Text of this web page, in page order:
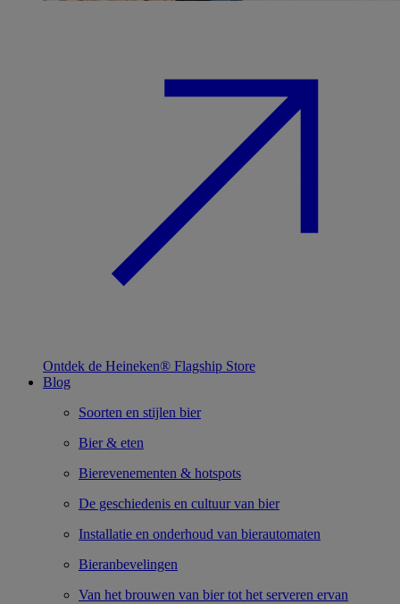
Ontdek de Heineken® Flagship Store
Blog
Soorten en stijlen bier
Bier & eten
Bierevenementen & hotspots
De geschiedenis en cultuur van bier
Installatie en onderhoud van bierautomaten
Bieranbevelingen
Van het brouwen van bier tot het serveren ervan